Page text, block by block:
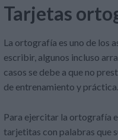
Tarjetas
La ortografía es uno de los
escribir, algunos incluso
casos se debe a que no
de entrenamiento y práctica.
Para ejercitar la ortografía
tarjetitas con palabras que